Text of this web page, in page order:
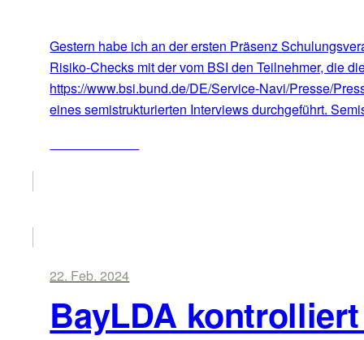
Gestern habe ich an der ersten Präsenz
Risiko-Checks mit der vom BSI den Teilnehmer, die
https://www.bsi.bund.de/DE/Service-Navi/Presse/
eines semistrukturierten Interviews durchgeführt.
22. Feb. 2024
BayLDA